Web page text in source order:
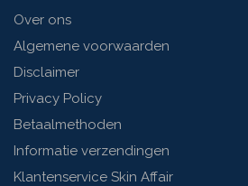
Over ons
Algemene voorwaarden
Disclaimer
Privacy Policy
Betaalmethoden
Informatie verzendingen
Klantenservice Skin Affair